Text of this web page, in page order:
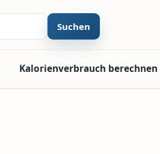
Suchen
Kalorienverbrauch berechnen